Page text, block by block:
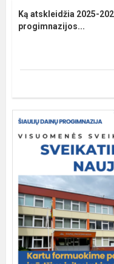
Ką atskleidžia 2025-
progimnazijos...